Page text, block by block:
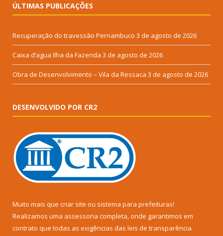
ÚLTIMAS PUBLICAÇÕES
Recuperação do travessão Pernambuco 3 de agosto de 2026
Caixa d’agua Ilha da Fazenda 3 de agosto de 2026
Obra de Desenvolvimento – Vila da Ressaca 3 de agosto de 2026
DESENVOLVIDO POR CR2
Muito mais que criar site ou sistema para prefeituras!
Realizamos uma assessoria completa, onde garantimos em
contrato que todas as exigências das leis de transparência